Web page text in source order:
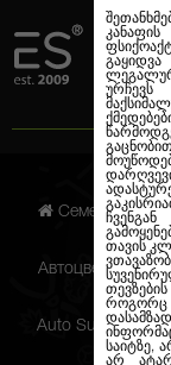
თავის
საიტზე,
არ
Семена
Автоцветущие
Auto Super